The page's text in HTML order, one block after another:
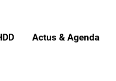
Actus & Agenda